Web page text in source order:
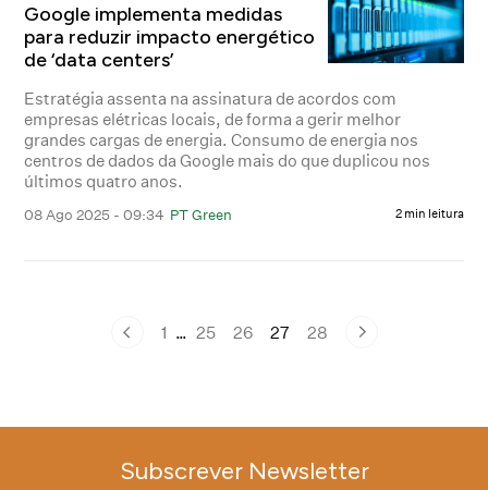
Google implementa medidas
para reduzir impacto energético
de ‘data centers’
Estratégia assenta na assinatura de acordos com
empresas elétricas locais, de forma a gerir melhor
grandes cargas de energia. Consumo de energia nos
centros de dados da Google mais do que duplicou nos
últimos quatro anos.
08 Ago 2025 - 09:34 PT Green 2 min leitura
1 … 25 26 27 28
Subscrever Newsletter